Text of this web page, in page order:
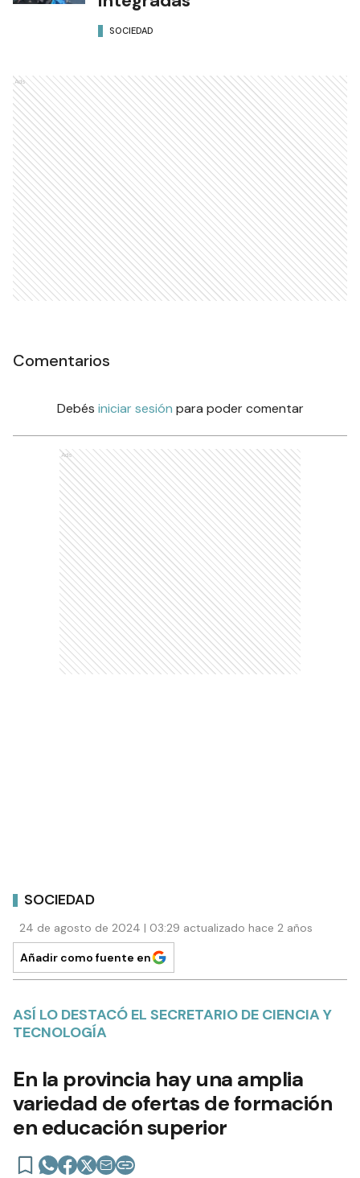
SOCIEDAD
Ads
Comentarios
Debés iniciar sesión para poder comentar
Ads
SOCIEDAD
24 de agosto de 2024 | 03:29 actualizado hace 2 años
Añadir como fuente en
ASÍ LO DESTACÓ EL SECRETARIO DE CIENCIA Y
TECNOLOGÍA
En la provincia hay una amplia
variedad de ofertas de formación
en educación superior